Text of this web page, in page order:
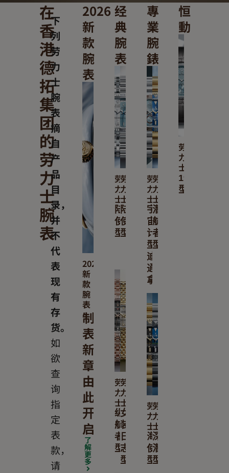
在
香
港
德
拓
集
团
的
劳
力
士
腕
表
下
列
劳
力
士
腕
表
摘
自
产
品
目
录，
并
不
代
表
现
有
存
货。
如
欲
查
询
指
定
表
款，
请
2026
新
款
腕
表
2026
新
款
腕
表
制
表
新
章
由
此
开
启
了
解
更
多
经
典
腕
表
劳
力
士
陆
使
型
劳
力
士
陆
使
型
劳
力
士
纵
航
者
型
劳
力
士
女
装
日
志
型
專
業
腕
錶
劳
力
士
宇
宙
计
型
迪
通
拿
劳
力
士
潜
航
者
型
劳
力
士
海
使
型
劳
力
士
深
潜
型
恒
動
劳
力
士
1908
型